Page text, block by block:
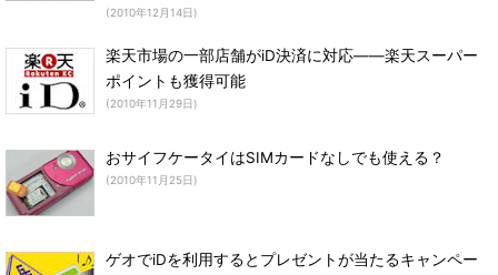
(2010年12月14日)
楽天市場の一部店舗がiD決済に対応――楽天スーパー
ポイントも獲得可能
(2010年11月29日)
おサイフケータイはSIMカードなしでも使える？
(2010年11月25日)
ゲオでiDを利用するとプレゼントが当たるキャンペー